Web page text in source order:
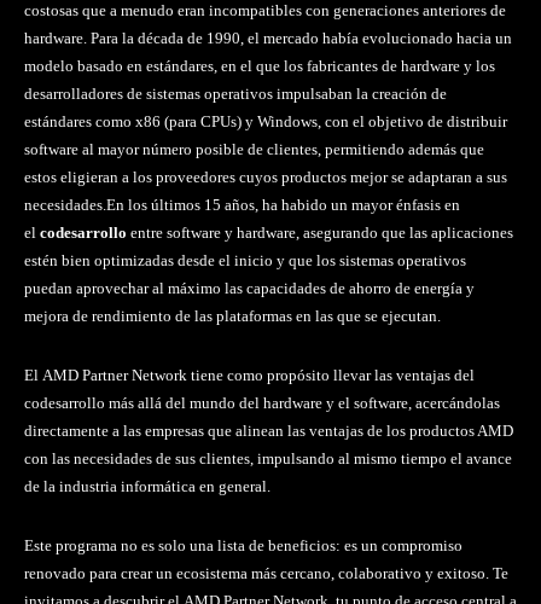
costosas que a menudo eran incompatibles con generaciones anteriores de
hardware. Para la década de 1990, el mercado había evolucionado hacia un
modelo basado en estándares, en el que los fabricantes de hardware y los
desarrolladores de sistemas operativos impulsaban la creación de
estándares como x86 (para CPUs) y Windows, con el objetivo de distribuir
software al mayor número posible de clientes, permitiendo además que
estos eligieran a los proveedores cuyos productos mejor se adaptaran a sus
necesidades.En los últimos 15 años, ha habido un mayor énfasis en
el codesarrollo entre software y hardware, asegurando que las aplicaciones
estén bien optimizadas desde el inicio y que los sistemas operativos
puedan aprovechar al máximo las capacidades de ahorro de energía y
mejora de rendimiento de las plataformas en las que se ejecutan.
El AMD Partner Network tiene como propósito llevar las ventajas del
codesarrollo más allá del mundo del hardware y el software, acercándolas
directamente a las empresas que alinean las ventajas de los productos AMD
con las necesidades de sus clientes, impulsando al mismo tiempo el avance
de la industria informática en general.
Este programa no es solo una lista de beneficios: es un compromiso
renovado para crear un ecosistema más cercano, colaborativo y exitoso. Te